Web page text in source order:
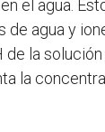
el agua.
agua y
la solución
la